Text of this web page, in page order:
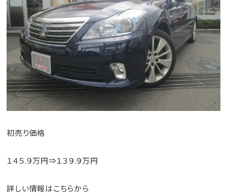
初売り価格
１４５.９万円⇒１３９.９万円
詳しい情報はこちらから